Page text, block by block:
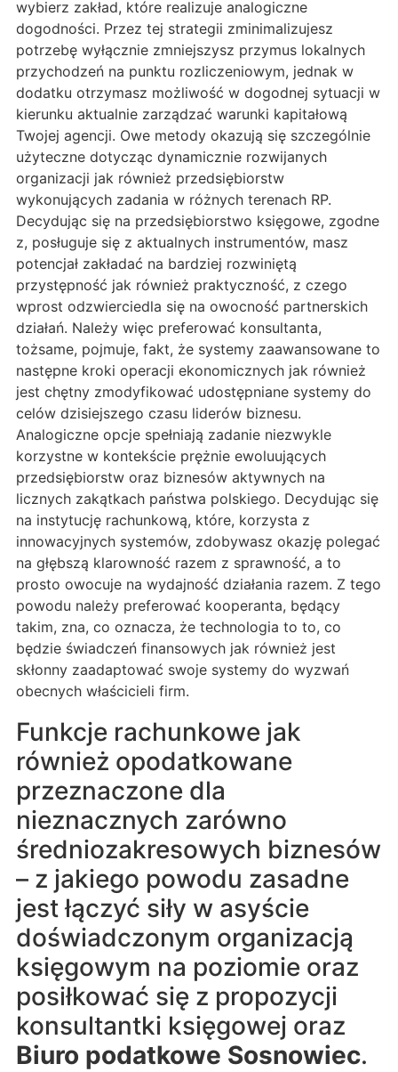
wybierz zakład, które realizuje analogiczne
dogodności. Przez tej strategii zminimalizujesz
potrzebę wyłącznie zmniejszysz przymus lokalnych
przychodzeń na punktu rozliczeniowym, jednak w
dodatku otrzymasz możliwość w dogodnej sytuacji w
kierunku aktualnie zarządzać warunki kapitałową
Twojej agencji. Owe metody okazują się szczególnie
użyteczne dotycząc dynamicznie rozwijanych
organizacji jak również przedsiębiorstw
wykonujących zadania w różnych terenach RP.
Decydując się na przedsiębiorstwo księgowe, zgodne
z, posługuje się z aktualnych instrumentów, masz
potencjał zakładać na bardziej rozwiniętą
przystępność jak również praktyczność, z czego
wprost odzwierciedla się na owocność partnerskich
działań. Należy więc preferować konsultanta,
tożsame, pojmuje, fakt, że systemy zaawansowane to
następne kroki operacji ekonomicznych jak również
jest chętny zmodyfikować udostępniane systemy do
celów dzisiejszego czasu liderów biznesu.
Analogiczne opcje spełniają zadanie niezwykle
korzystne w kontekście prężnie ewoluujących
przedsiębiorstw oraz biznesów aktywnych na
licznych zakątkach państwa polskiego. Decydując się
na instytucję rachunkową, które, korzysta z
innowacyjnych systemów, zdobywasz okazję polegać
na głębszą klarowność razem z sprawność, a to
prosto owocuje na wydajność działania razem. Z tego
powodu należy preferować kooperanta, będący
takim, zna, co oznacza, że technologia to to, co
będzie świadczeń finansowych jak również jest
skłonny zaadaptować swoje systemy do wyzwań
obecnych właścicieli firm.
Funkcje rachunkowe jak
również opodatkowane
przeznaczone dla
nieznacznych zarówno
średniozakresowych biznesów
– z jakiego powodu zasadne
jest łączyć siły w asyście
doświadczonym organizacją
księgowym na poziomie oraz
posiłkować się z propozycji
konsultantki księgowej oraz
Biuro podatkowe Sosnowiec.